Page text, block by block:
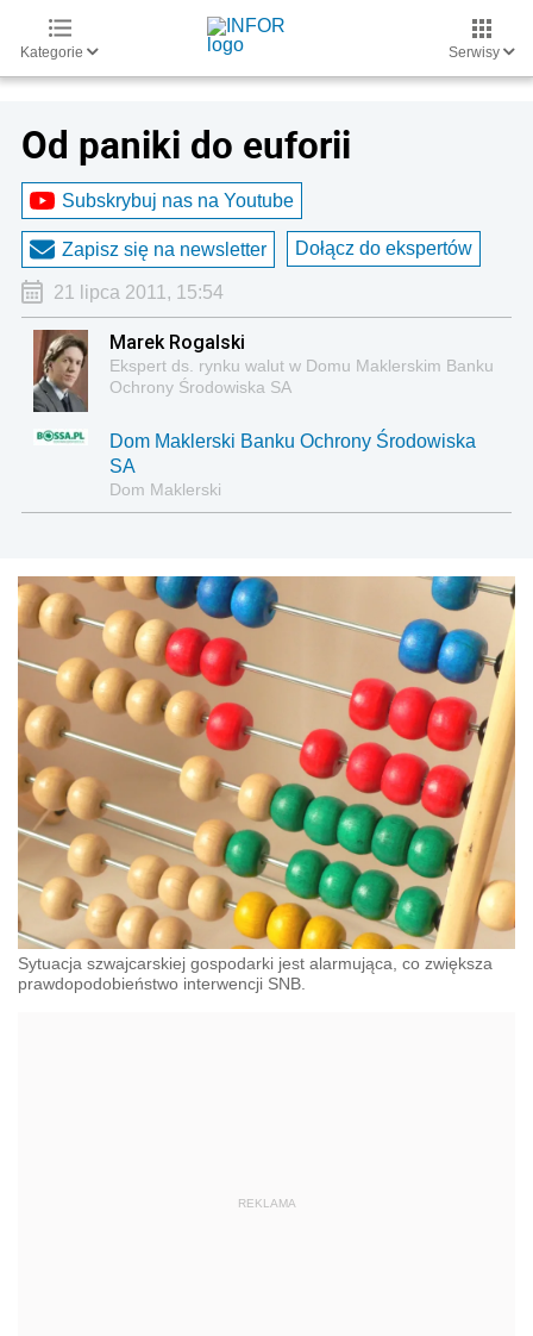
Kategorie Serwisy
Od paniki do euforii
Subskrybuj nas na Youtube
Zapisz się na newsletter Dołącz do ekspertów
21 lipca 2011, 15:54
Marek Rogalski
Ekspert ds. rynku walut w Domu Maklerskim Banku
Ochrony Środowiska SA
Dom Maklerski Banku Ochrony Środowiska
SA
Dom Maklerski
Sytuacja szwajcarskiej gospodarki jest alarmująca, co zwiększa
prawdopodobieństwo interwencji SNB.